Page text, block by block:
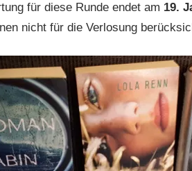
für diese Runde endet am 19.
nicht für die Verlosung